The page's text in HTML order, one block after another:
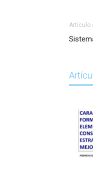
Artículo